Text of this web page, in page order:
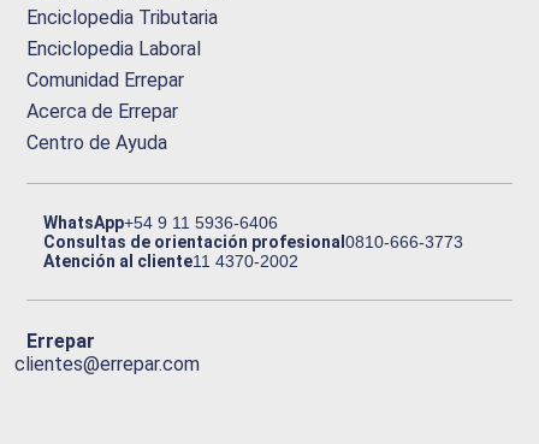
Enciclopedia Tributaria
Enciclopedia Laboral
Comunidad Errepar
Acerca de Errepar
Centro de Ayuda
WhatsApp+54 9 11 5936-6406
Consultas de orientación profesional0810-666-3773
Atención al cliente11 4370-2002
Errepar
clientes@errepar.com